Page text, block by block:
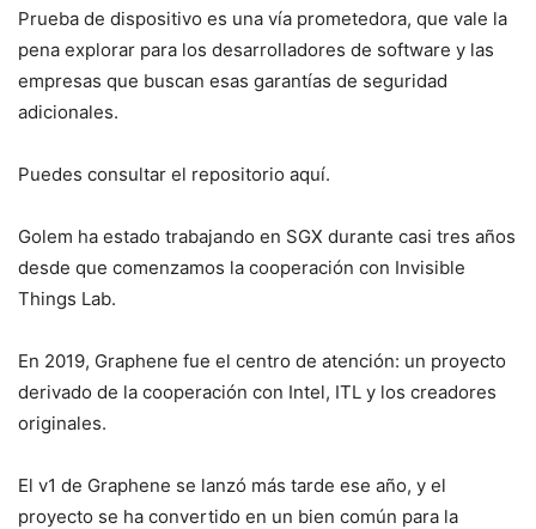
Prueba de dispositivo es una vía prometedora, que vale la
pena explorar para los desarrolladores de software y las
empresas que buscan esas garantías de seguridad
adicionales.
Puedes consultar el repositorio aquí.
Golem ha estado trabajando en SGX durante casi tres años
desde que comenzamos la cooperación con Invisible
Things Lab.
En 2019, Graphene fue el centro de atención: un proyecto
derivado de la cooperación con Intel, ITL y los creadores
originales.
El v1 de Graphene se lanzó más tarde ese año, y el
proyecto se ha convertido en un bien común para la